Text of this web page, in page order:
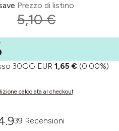
Prezzo di listino
5,10 €
30GG EUR 1,65 € (0.00%)
calcolata al checkout
39 Recensioni